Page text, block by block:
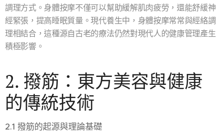
調理方式。身體按摩不僅可以幫助緩解肌肉疲勞，還能舒緩神
經緊張，提高睡眠質量。現代養生中，身體按摩常常與經絡調
理相結合，這種源自古老的療法仍然對現代人的健康管理產生
積極影響。
2. 撥筋：東方美容與健康
的傳統技術
2.1 撥筋的起源與理論基礎